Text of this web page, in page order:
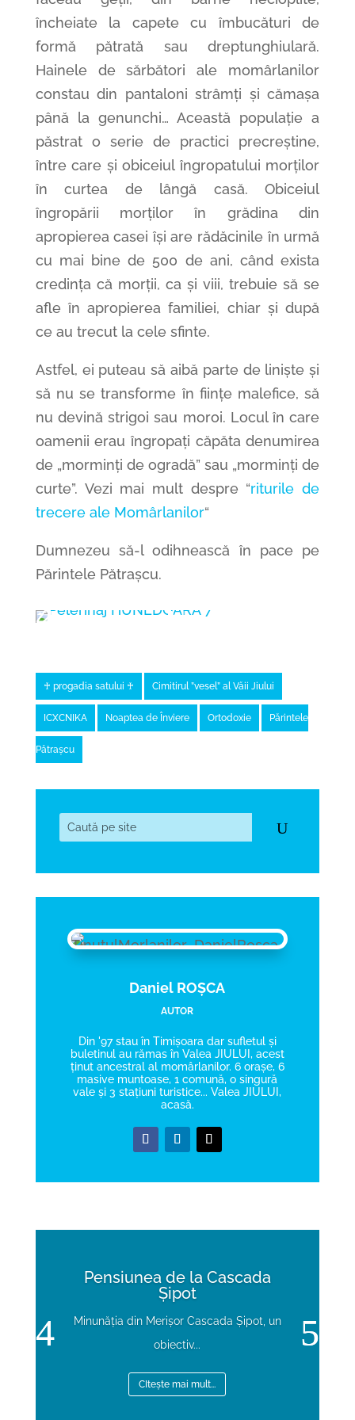
încheiate la capete cu îmbucături de
formă pătrată sau dreptunghiulară.
Hainele de sărbători ale momârlanilor
constau din pantaloni strâmți și cămașa
până la genunchi… Această populație a
păstrat o serie de practici precreștine,
între care și obiceiul îngropatului morților
în curtea de lângă casă. Obiceiul
îngropării morților în grădina din
apropierea casei își are rădăcinile în urmă
cu mai bine de 500 de ani, când exista
credința că morții, ca și viii, trebuie să se
afle în apropierea familiei, chiar și după
ce au trecut la cele sfinte.
Astfel, ei puteau să aibă parte de liniște și
să nu se transforme în ființe malefice, să
nu devină strigoi sau moroi. Locul în care
oamenii erau îngropați căpăta denumirea
de „morminți de ogradă” sau „morminți de
curte”. Vezi mai mult despre “riturile de
trecere ale Momârlanilor“
Dumnezeu să-l odihnească în pace pe
Părintele Pătrașcu.
♰ progadia satului ♰ Cimitirul ”vesel” al Văii Jiului
ICXCNIKA Noaptea de Înviere Ortodoxie Părintele
Pătrașcu
Daniel ROȘCA
AUTOR
Din '97 stau în Timișoara dar sufletul și
buletinul au rămas în Valea JIULUI, acest
ținut ancestral al momârlanilor. 6 orașe, 6
masive muntoase, 1 comună, o singură
vale și 3 stațiuni turistice... Valea JIULUI,
acasă.
Pensiunea de la Cascada
Șipot
Minunăția din Merișor Cascada Șipot, un
obiectiv...
CItește mai mult...